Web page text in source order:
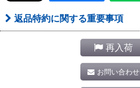
返品特約に関する重要事項
再入荷
お問い合わせ